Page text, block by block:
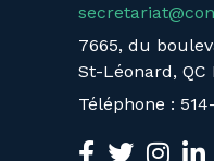
7665, du
St-Léonard, QC
Téléphone :